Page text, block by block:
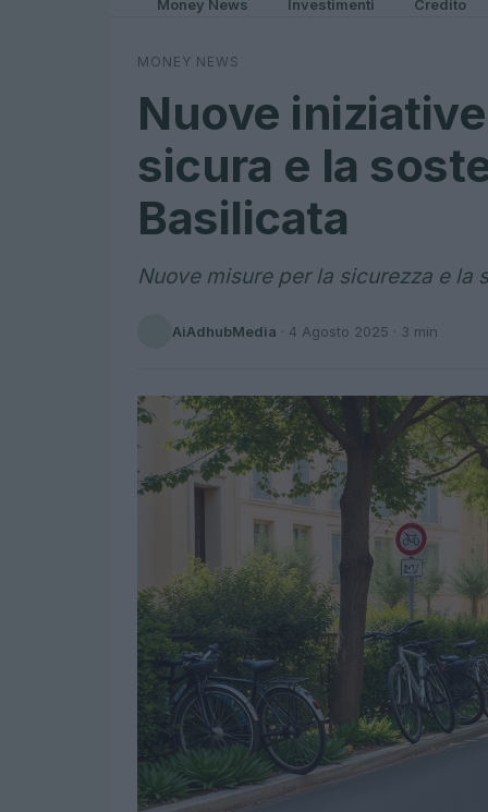
Money News Investimenti Credito
MONEY NEWS
Nuove
sicura e la
Basilicata
Nuove misure per la sicurezza e la
AiAdhubMedia · 4 Agosto 2025 · 3 min